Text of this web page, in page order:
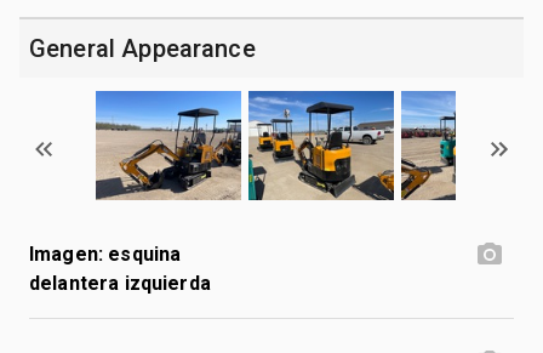
General Appearance
Imagen: esquina
delantera izquierda